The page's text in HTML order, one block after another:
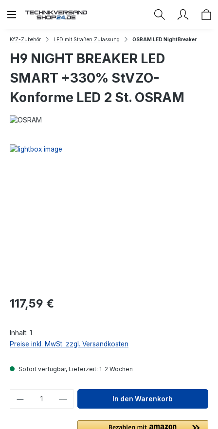
Zum Hauptinhalt springen
KfZ-Zubehör LED mit Straßen Zulassung OSRAM LED NightBreaker
H9 NIGHT BREAKER LED
SMART +330% StVZO-
Konforme LED 2 St. OSRAM
Regulärer Preis:
117,59 €
Inhalt: 1
Preise inkl. MwSt. zzgl. Versandkosten
Sofort verfügbar, Lieferzeit: 1-2 Wochen
Produkt Anzahl: Gib denIn den Warenkorb